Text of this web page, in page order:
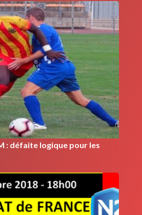
: défaite logique pour les